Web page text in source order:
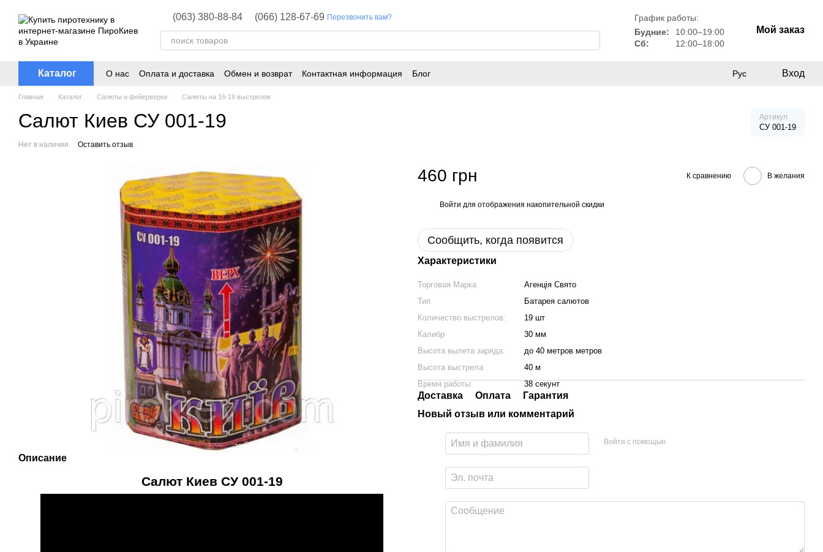
(063) 380-88-84 (066) 128-67-69 Перезвонить вам?
График работы:
Будние:
10:00–19:00
Сб:
12:00–18:00
Мой заказ
Каталог О нас Оплата и доставка Обмен и возврат Контактная информация Блог Рус Вход
Главная Каталог Салюты и фейерверки Салюты на 16-19 выстрелов
Салют Киев СУ 001-19 Артикул
СУ 001-19
Нет в наличии Оставить отзыв
Описание
Салют Киев СУ 001-19
460 грн К сравнению В желания
Войти для отображения накопительной скидки
Сообщить, когда появится
Характеристики
Торговая Марка
Агенція Свято
Тип
Батарея салютов
Количество выстрелов:
19 шт
Калибр
30 мм
Высота вылета заряда:
до 40 метров метров
Высота выстрела
40 м
Время работы:
38 секунт
Доставка Оплата
Гарантия
Новый отзыв или комментарий
Войти с помощью